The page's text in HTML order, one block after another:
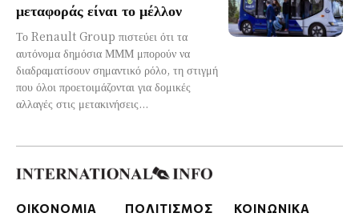
μεταφοράς είναι το μέλλον
Το Renault Group πιστεύει ότι τα
αυτόνομα δημόσια ΜΜΜ μπορούν να
διαδραματίσουν σημαντικό ρόλο, τη στιγμή
που όλοι προετοιμάζονται για δομικές
αλλαγές στις μετακινήσεις...
ΟΙΚΟΝΟΜΙΑ ΠΟΛΙΤΙΣΜΟΣ ΚΟΙΝΩΝΙΚΑ